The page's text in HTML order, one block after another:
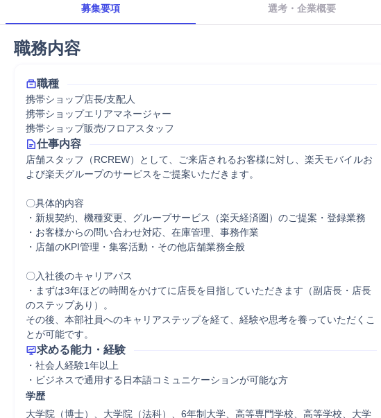
募集要項 選考・企業概要
職務内容
職種
携帯ショップ店長/支配人
携帯ショップエリアマネージャー
携帯ショップ販売/フロアスタッフ
仕事内容
店舗スタッフ（RCREW）として、ご来店されるお客様に対し、楽天モバイルお
よび楽天グループのサービスをご提案いただきます。
〇具体的内容
・新規契約、機種変更、グループサービス（楽天経済圏）のご提案・登録業務
・お客様からの問い合わせ対応、在庫管理、事務作業
・店舗のKPI管理・集客活動・その他店舗業務全般
〇入社後のキャリアパス
・まずは3年ほどの時間をかけてに店長を目指していただきます（副店長・店長
のステップあり）。
その後、本部社員へのキャリアステップを経て、経験や思考を養っていただくこ
とが可能です。
求める能力・経験
・社会人経験1年以上
・ビジネスで通用する日本語コミュニケーションが可能な方
学歴
大学院（博士）、大学院（法科）、6年制大学、高等専門学校、高等学校、大学